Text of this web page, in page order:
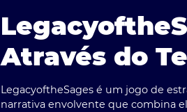
Através do
LegacyoftheSages é um jogo de
narrativa envolvente que combina